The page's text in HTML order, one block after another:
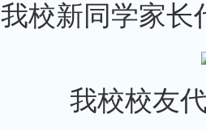
我校新同学家长
我校校友